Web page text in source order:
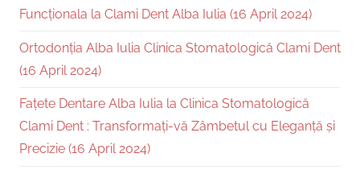
Funcționala la Clami Dent Alba Iulia (16 April 2024)
Ortodonția Alba Iulia Clinica Stomatologică Clami Dent
(16 April 2024)
Fațete Dentare Alba Iulia la Clinica Stomatologică
Clami Dent : Transformați-vă Zâmbetul cu Eleganță și
Precizie (16 April 2024)